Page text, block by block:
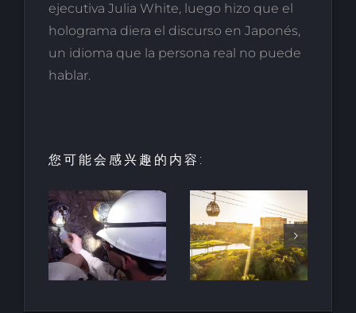
ejecutiva Julia White, luego hizo que el
holograma diera el discurso en Japonés,
un idioma que la persona real no puede
hablar.
您可能会感兴趣的内容:
酒店和度假
村的创新：
里维埃拉-纳
亚里特的新
巴亚尔塔酒
店
HALO垂直
移动项目荣
获LOOP设
计奖